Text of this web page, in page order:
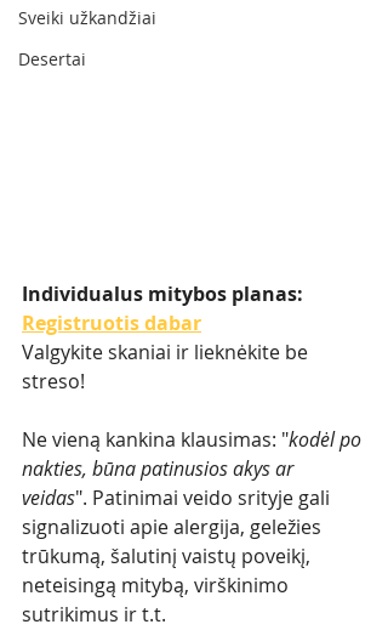
Sveiki užkandžiai
Desertai
Individualus mitybos planas:
Registruotis dabar
Valgykite skaniai ir lieknėkite be
streso!
Ne vieną kankina klausimas: "kodėl po
nakties, būna patinusios akys ar
veidas". Patinimai veido srityje gali
signalizuoti apie alergija, geležies
trūkumą, šalutinį vaistų poveikį,
neteisingą mitybą, virškinimo
sutrikimus ir t.t.